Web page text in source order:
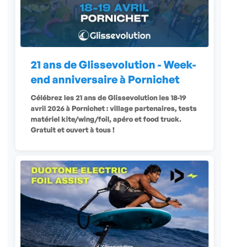
21 ans de Glissevolution - Week-
end anniversaire à Pornichet
Célébrez les 21 ans de Glissevolution les 18-19
avril 2026 à Pornichet : village partenaires, tests
matériel kite/wing/foil, apéro et food truck.
Gratuit et ouvert à tous !